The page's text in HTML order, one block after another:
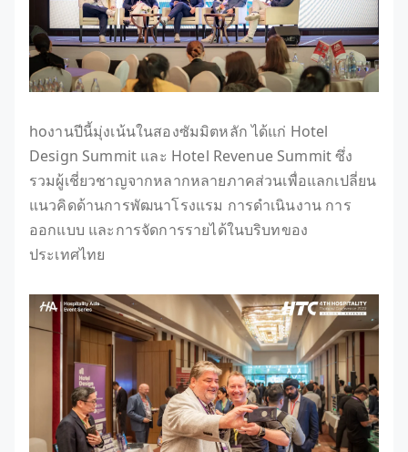
hoงานปีนี้มุ่งเน้นในสองซัมมิตหลัก ได้แก่ Hotel
Design Summit และ Hotel Revenue Summit ซึ่ง
รวมผู้เชี่ยวชาญจากหลากหลายภาคส่วนเพื่อแลกเปลี่ยน
แนวคิดด้านการพัฒนาโรงแรม การดำเนินงาน การ
ออกแบบ และการจัดการรายได้ในบริบทของ
ประเทศไทย